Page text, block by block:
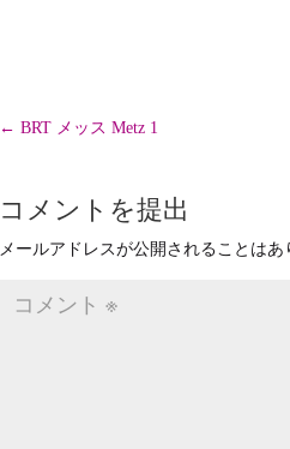
←BRT メッス Metz 1
コメントを提出
メールアドレスが公開されることはあ